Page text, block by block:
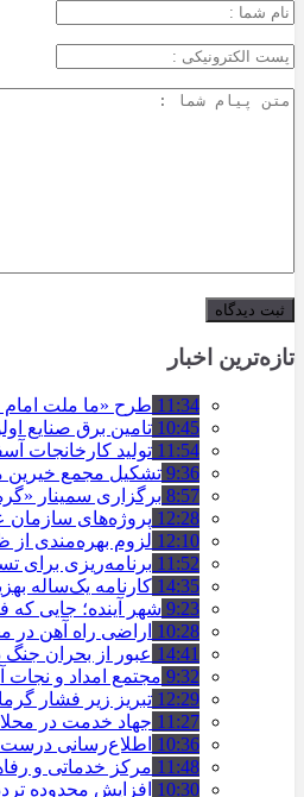
تازه‌ترین اخبار
11:34 طرح «ما ملت امام
10:45 تامین برق صنایع
11:54 تولید کارخانجات آسفالت
9:36 تشکیل مجمع خیرین
8:57 برگزاری سمینار
12:28 پروژه‌های سازمان
12:10 لزوم بهره‌مندی از
11:52 برنامه‌ریزی برای
14:35 کارنامه یک‌ساله
9:23 شهر آینده؛ جایی
10:28 اراضی راه آهن
14:41 عبور از بحران
9:32 مجتمع امداد و نجات
12:29 تبریز زیر فشار
11:27 جهاد خدمت در
10:36 اطلاع‌رسانی
11:48 مرکز خدماتی و
10:30 افزایش محدوده